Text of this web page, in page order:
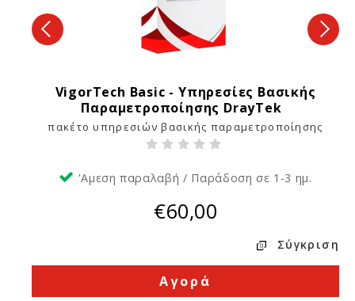
VigorTech Basic - Υπηρεσίες Βασικής
Παραμετροποίησης DrayTek
πακέτο υπηρεσιών βασικής παραμετροποίησης
'Αμεση παραλαβή / Παράδοση σε 1-3 ημ.
€60,00
Σύγκριση
Αγορά